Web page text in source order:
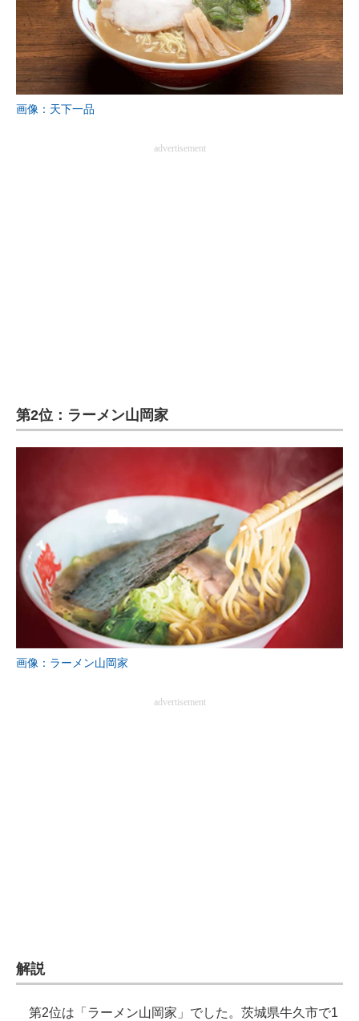
好きが集まる 比べて選べる
ビジネスと働き方のヒント
AI活用のいまが分かる
企業ITのトレンドを詳説
経営リーダーのコミュニティ
電子設計の基本と応用
建設×テクノロジーの最前線
ちょっと気になるネットの話題
画像：天下一品
advertisement
第2位：ラーメン山岡家
画像：ラーメン山岡家
advertisement
解説
第2位は「ラーメン山岡家」でした。茨城県牛久市で1